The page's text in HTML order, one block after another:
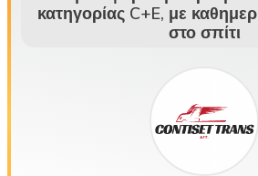
κατηγορίας C+E, με
στο σπίτι